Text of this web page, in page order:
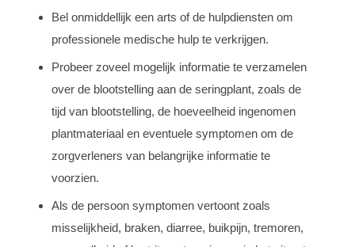
Bel onmiddellijk een arts of de hulpdiensten om
professionele medische hulp te verkrijgen.
Probeer zoveel mogelijk informatie te verzamelen
over de blootstelling aan de seringplant, zoals de
tijd van blootstelling, de hoeveelheid ingenomen
plantmateriaal en eventuele symptomen om de
zorgverleners van belangrijke informatie te
voorzien.
Als de persoon symptomen vertoont zoals
misselijkheid, braken, diarree, buikpijn, tremoren,